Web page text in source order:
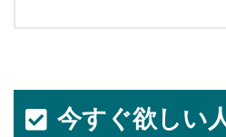
今すぐ欲しい